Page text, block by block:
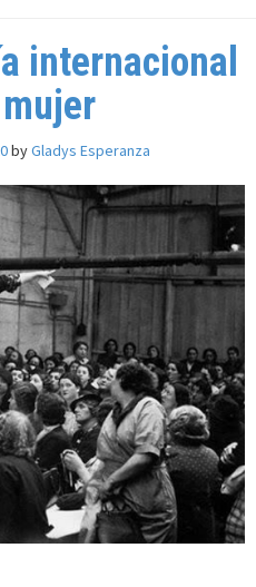
internacional
byGladys Esperanza